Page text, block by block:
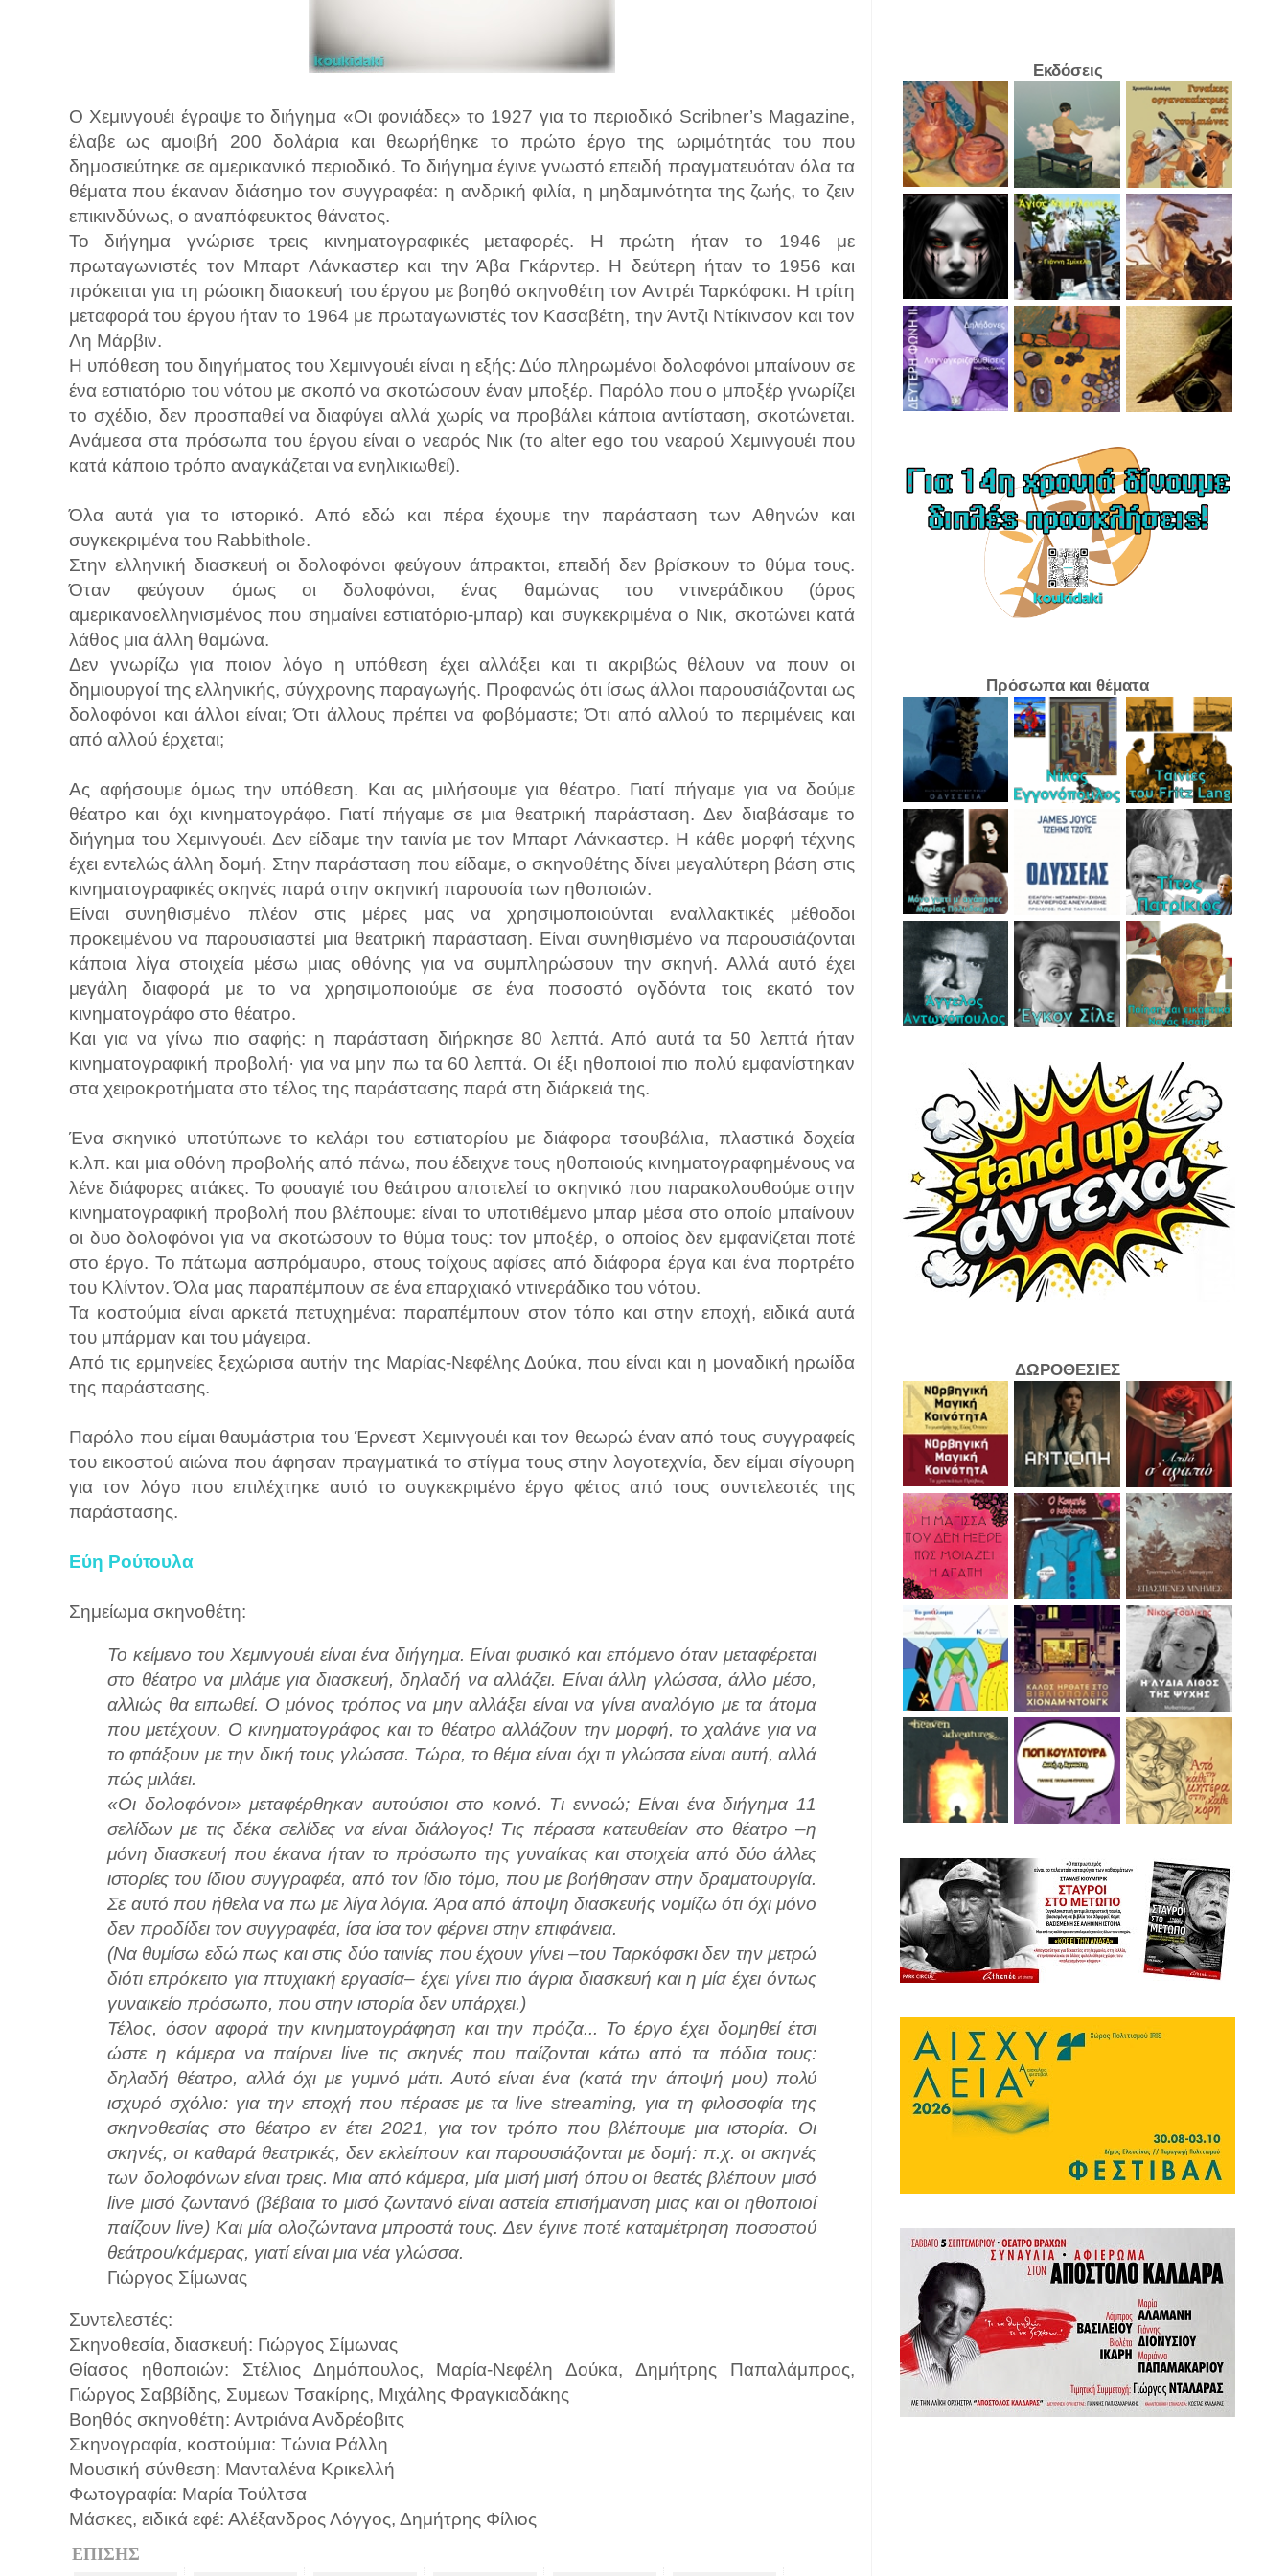
Ο Χεμινγουέι έγραψε το διήγημα «Οι φονιάδες» το 1927 για το περιοδικό Scribner’s Magazine,
έλαβε ως αμοιβή 200 δολάρια και θεωρήθηκε το πρώτο έργο της ωριμότητάς του που
δημοσιεύτηκε σε αμερικανικό περιοδικό. Το διήγημα έγινε γνωστό επειδή πραγματευόταν όλα τα
θέματα που έκαναν διάσημο τον συγγραφέα: η ανδρική φιλία, η μηδαμινότητα της ζωής, το ζειν
επικινδύνως, ο αναπόφευκτος θάνατος.
Το διήγημα γνώρισε τρεις κινηματογραφικές μεταφορές. Η πρώτη ήταν το 1946 με
πρωταγωνιστές τον Μπαρτ Λάνκαστερ και την Άβα Γκάρντερ. Η δεύτερη ήταν το 1956 και
πρόκειται για τη ρώσικη διασκευή του έργου με βοηθό σκηνοθέτη τον Αντρέι Ταρκόφσκι. Η τρίτη
μεταφορά του έργου ήταν το 1964 με πρωταγωνιστές τον Κασαβέτη, την Άντζι Ντίκινσον και τον
Λη Μάρβιν.
Η υπόθεση του διηγήματος του Χεμινγουέι είναι η εξής: Δύο πληρωμένοι δολοφόνοι μπαίνουν σε
ένα εστιατόριο του νότου με σκοπό να σκοτώσουν έναν μποξέρ. Παρόλο που ο μποξέρ γνωρίζει
το σχέδιο, δεν προσπαθεί να διαφύγει αλλά χωρίς να προβάλει κάποια αντίσταση, σκοτώνεται.
Ανάμεσα στα πρόσωπα του έργου είναι ο νεαρός Νικ (το alter ego του νεαρού Χεμινγουέι που
κατά κάποιο τρόπο αναγκάζεται να ενηλικιωθεί).
Όλα αυτά για το ιστορικό. Από εδώ και πέρα έχουμε την παράσταση των Αθηνών και
συγκεκριμένα του Rabbithole.
Στην ελληνική διασκευή οι δολοφόνοι φεύγουν άπρακτοι, επειδή δεν βρίσκουν το θύμα τους.
Όταν φεύγουν όμως οι δολοφόνοι, ένας θαμώνας του ντινεράδικου (όρος
αμερικανοελληνισμένος που σημαίνει εστιατόριο-μπαρ) και συγκεκριμένα ο Νικ, σκοτώνει κατά
λάθος μια άλλη θαμώνα.
Δεν γνωρίζω για ποιον λόγο η υπόθεση έχει αλλάξει και τι ακριβώς θέλουν να πουν οι
δημιουργοί της ελληνικής, σύγχρονης παραγωγής. Προφανώς ότι ίσως άλλοι παρουσιάζονται ως
δολοφόνοι και άλλοι είναι; Ότι άλλους πρέπει να φοβόμαστε; Ότι από αλλού το περιμένεις και
από αλλού έρχεται;
Ας αφήσουμε όμως την υπόθεση. Και ας μιλήσουμε για θέατρο. Γιατί πήγαμε για να δούμε
θέατρο και όχι κινηματογράφο. Γιατί πήγαμε σε μια θεατρική παράσταση. Δεν διαβάσαμε το
διήγημα του Χεμινγουέι. Δεν είδαμε την ταινία με τον Μπαρτ Λάνκαστερ. Η κάθε μορφή τέχνης
έχει εντελώς άλλη δομή. Στην παράσταση που είδαμε, ο σκηνοθέτης δίνει μεγαλύτερη βάση στις
κινηματογραφικές σκηνές παρά στην σκηνική παρουσία των ηθοποιών.
Είναι συνηθισμένο πλέον στις μέρες μας να χρησιμοποιούνται εναλλακτικές μέθοδοι
προκειμένου να παρουσιαστεί μια θεατρική παράσταση. Είναι συνηθισμένο να παρουσιάζονται
κάποια λίγα στοιχεία μέσω μιας οθόνης για να συμπληρώσουν την σκηνή. Αλλά αυτό έχει
μεγάλη διαφορά με το να χρησιμοποιούμε σε ένα ποσοστό ογδόντα τοις εκατό τον
κινηματογράφο στο θέατρο.
Και για να γίνω πιο σαφής: η παράσταση διήρκησε 80 λεπτά. Από αυτά τα 50 λεπτά ήταν
κινηματογραφική προβολή· για να μην πω τα 60 λεπτά. Οι έξι ηθοποιοί πιο πολύ εμφανίστηκαν
στα χειροκροτήματα στο τέλος της παράστασης παρά στη διάρκειά της.
Ένα σκηνικό υποτύπωνε το κελάρι του εστιατορίου με διάφορα τσουβάλια, πλαστικά δοχεία
κ.λπ. και μια οθόνη προβολής από πάνω, που έδειχνε τους ηθοποιούς κινηματογραφημένους να
λένε διάφορες ατάκες. Το φουαγιέ του θεάτρου αποτελεί το σκηνικό που παρακολουθούμε στην
κινηματογραφική προβολή που βλέπουμε: είναι το υποτιθέμενο μπαρ μέσα στο οποίο μπαίνουν
οι δυο δολοφόνοι για να σκοτώσουν το θύμα τους: τον μποξέρ, ο οποίος δεν εμφανίζεται ποτέ
στο έργο. Το πάτωμα ασπρόμαυρο, στους τοίχους αφίσες από διάφορα έργα και ένα πορτρέτο
του Κλίντον. Όλα μας παραπέμπουν σε ένα επαρχιακό ντινεράδικο του νότου.
Τα κοστούμια είναι αρκετά πετυχημένα: παραπέμπουν στον τόπο και στην εποχή, ειδικά αυτά
του μπάρμαν και του μάγειρα.
Από τις ερμηνείες ξεχώρισα αυτήν της Μαρίας-Νεφέλης Δούκα, που είναι και η μοναδική ηρωίδα
της παράστασης.
Παρόλο που είμαι θαυμάστρια του Έρνεστ Χεμινγουέι και τον θεωρώ έναν από τους συγγραφείς
του εικοστού αιώνα που άφησαν πραγματικά το στίγμα τους στην λογοτεχνία, δεν είμαι σίγουρη
για τον λόγο που επιλέχτηκε αυτό το συγκεκριμένο έργο φέτος από τους συντελεστές της
παράστασης.
Εύη Ρούτουλα
Σημείωμα σκηνοθέτη:
Το κείμενο του Χεμινγουέι είναι ένα διήγημα. Είναι φυσικό και επόμενο όταν μεταφέρεται
στο θέατρο να μιλάμε για διασκευή, δηλαδή να αλλάζει. Είναι άλλη γλώσσα, άλλο μέσο,
αλλιώς θα ειπωθεί. Ο μόνος τρόπος να μην αλλάξει είναι να γίνει αναλόγιο με τα άτομα
που μετέχουν. Ο κινηματογράφος και το θέατρο αλλάζουν την μορφή, το χαλάνε για να
το φτιάξουν με την δική τους γλώσσα. Τώρα, το θέμα είναι όχι τι γλώσσα είναι αυτή, αλλά
πώς μιλάει.
«Οι δολοφόνοι» μεταφέρθηκαν αυτούσιοι στο κοινό. Τι εννοώ; Είναι ένα διήγημα 11
σελίδων με τις δέκα σελίδες να είναι διάλογος! Τις πέρασα κατευθείαν στο θέατρο –η
μόνη διασκευή που έκανα ήταν το πρόσωπο της γυναίκας και στοιχεία από δύο άλλες
ιστορίες του ίδιου συγγραφέα, από τον ίδιο τόμο, που με βοήθησαν στην δραματουργία.
Σε αυτό που ήθελα να πω με λίγα λόγια. Άρα από άποψη διασκευής νομίζω ότι όχι μόνο
δεν προδίδει τον συγγραφέα, ίσα ίσα τον φέρνει στην επιφάνεια.
(Να θυμίσω εδώ πως και στις δύο ταινίες που έχουν γίνει –του Ταρκόφσκι δεν την μετρώ
διότι επρόκειτο για πτυχιακή εργασία– έχει γίνει πιο άγρια διασκευή και η μία έχει όντως
γυναικείο πρόσωπο, που στην ιστορία δεν υπάρχει.)
Τέλος, όσον αφορά την κινηματογράφηση και την πρόζα... Το έργο έχει δομηθεί έτσι
ώστε η κάμερα να παίρνει live τις σκηνές που παίζονται κάτω από τα πόδια τους:
δηλαδή θέατρο, αλλά όχι με γυμνό μάτι. Αυτό είναι ένα (κατά την άποψή μου) πολύ
ισχυρό σχόλιο: για την εποχή που πέρασε με τα live streaming, για τη φιλοσοφία της
σκηνοθεσίας στο θέατρο εν έτει 2021, για τον τρόπο που βλέπουμε μια ιστορία. Οι
σκηνές, οι καθαρά θεατρικές, δεν εκλείπουν και παρουσιάζονται με δομή: π.χ. οι σκηνές
των δολοφόνων είναι τρεις. Μια από κάμερα, μία μισή μισή όπου οι θεατές βλέπουν μισό
live μισό ζωντανό (βέβαια το μισό ζωντανό είναι αστεία επισήμανση μιας και οι ηθοποιοί
παίζουν live) Και μία ολοζώντανα μπροστά τους. Δεν έγινε ποτέ καταμέτρηση ποσοστού
θεάτρου/κάμερας, γιατί είναι μια νέα γλώσσα.
Γιώργος Σίμωνας
Συντελεστές:
Σκηνοθεσία, διασκευή: Γιώργος Σίμωνας
Θίασος ηθοποιών: Στέλιος Δημόπουλος, Μαρία-Νεφέλη Δούκα, Δημήτρης Παπαλάμπρος,
Γιώργος Σαββίδης, Συμεων Τσακίρης, Μιχάλης Φραγκιαδάκης
Βοηθός σκηνοθέτη: Αντριάνα Ανδρέοβιτς
Σκηνογραφία, κοστούμια: Τώνια Ράλλη
Μουσική σύνθεση: Μανταλένα Κρικελλή
Φωτογραφία: Μαρία Τούλτσα
Μάσκες, ειδικά εφέ: Αλέξανδρος Λόγγος, Δημήτρης Φίλιος
ΕΠΙΣΗΣ
Εκδόσεις
Πρόσωπα και θέματα
ΔΩΡΟΘΕΣΙΕΣ